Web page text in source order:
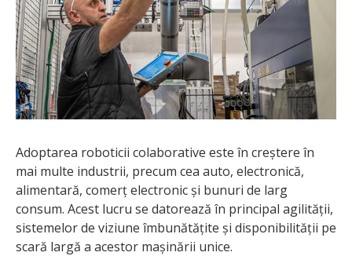
Adoptarea roboticii colaborative este în creștere în
mai multe industrii, precum cea auto, electronică,
alimentară, comerț electronic și bunuri de larg
consum. Acest lucru se datorează în principal agilității,
sistemelor de viziune îmbunătățite și disponibilității pe
scară largă a acestor mașinării unice.